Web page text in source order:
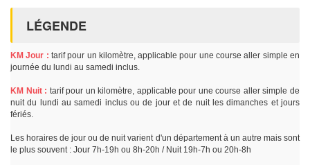
LÉGENDE
KM Jour : tarif pour un kilomètre, applicable pour une course aller simple en
journée du lundi au samedi inclus.
KM Nuit : tarif pour un kilomètre, applicable pour une course aller simple de
nuit du lundi au samedi inclus ou de jour et de nuit les dimanches et jours
fériés.
Les horaires de jour ou de nuit varient d'un département à un autre mais sont
le plus souvent : Jour 7h-19h ou 8h-20h / Nuit 19h-7h ou 20h-8h